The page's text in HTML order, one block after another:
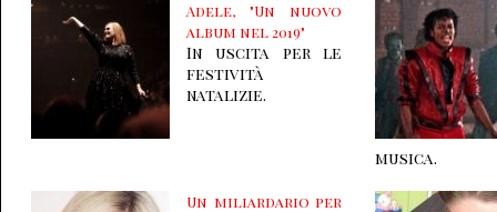
Adele, "Un nuovo
album nel 2019"
In uscita per le
festività
natalizie.
musica.
Un miliardario per